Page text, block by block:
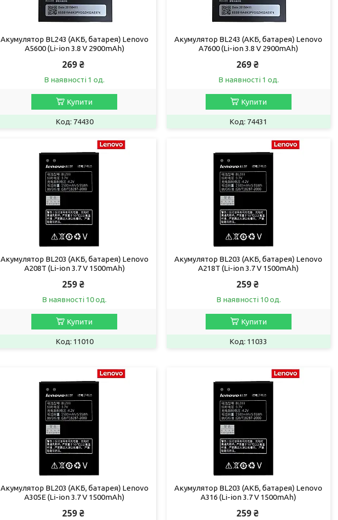
Акумулятор BL243 (АКБ, батарея) Lenovo
A5600 (Li-ion 3.8 V 2900mAh)
269 ₴
В наявності 1 од.
Купити
74430
Акумулятор BL243 (АКБ, батарея) Lenovo
A7600 (Li-ion 3.8 V 2900mAh)
269 ₴
В наявності 1 од.
Купити
74431
Акумулятор BL203 (АКБ, батарея) Lenovo
A208T (Li-ion 3.7 V 1500mAh)
259 ₴
В наявності 10 од.
Купити
11010
Акумулятор BL203 (АКБ, батарея) Lenovo
A218T (Li-ion 3.7 V 1500mAh)
259 ₴
В наявності 10 од.
Купити
11033
Акумулятор BL203 (АКБ, батарея) Lenovo
A305E (Li-ion 3.7 V 1500mAh)
259 ₴
Акумулятор BL203 (АКБ, батарея) Lenovo
A316 (Li-ion 3.7 V 1500mAh)
259 ₴